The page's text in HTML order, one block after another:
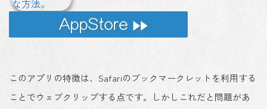
このアプリの特徴は、Safariのブックマークレットを利用する
ことでウェブクリップする点です。しかしこれだと問題があ